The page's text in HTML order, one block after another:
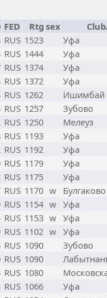
FED Rtg sex
RUS 1523
Уфа
RUS 1444
Уфа
RUS 1374
Уфа
RUS 1372
Уфа
RUS 1262
Ишимбай
RUS 1257
Зубово
RUS 1250
Мелеуз
RUS 1193
Уфа
RUS 1192
Уфа
RUS 1179
Уфа
RUS 1175
Уфа
RUS 1170 w Булгаково
RUS 1154 w Уфа
RUS 1153 w Уфа
RUS 1102 w Уфа
RUS 1090
Зубово
RUS 1090
RUS 1080
RUS 1066
Уфа